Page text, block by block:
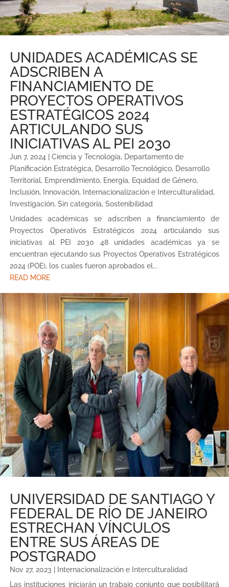
UNIDADES ACADÉMICAS SE
ADSCRIBEN A
FINANCIAMIENTO DE
PROYECTOS OPERATIVOS
ESTRATÉGICOS 2024
ARTICULANDO SUS
INICIATIVAS AL PEI 2030
Jun 7, 2024 Ciencia y Tecnología, Departamento de
Planificación Estratégica, Desarrollo Tecnológico, Desarrollo
Territorial, Emprendimiento, Energía, Equidad de Género,
Inclusión, Innovación, Internacionalización e Interculturalidad,
Investigación, Sin categoría, Sostenibilidad
Unidades académicas se adscriben a financiamiento de
Proyectos Operativos Estratégicos 2024 articulando sus
iniciativas al PEI 2030 48 unidades académicas ya se
encuentran ejecutando sus Proyectos Operativos Estratégicos
2024 (POE), los cuales fueron aprobados el...
READ MORE
UNIVERSIDAD DE SANTIAGO Y
FEDERAL DE RÍO DE JANEIRO
ESTRECHAN VÍNCULOS
ENTRE SUS ÁREAS DE
POSTGRADO
Nov 27, 2023
Internacionalización e Interculturalidad
Las instituciones iniciarán un trabajo conjunto que posibilitará